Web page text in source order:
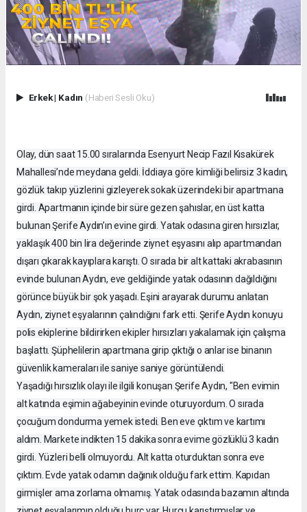
Erkek| Kadın (Haberi Sesli Oku)
Olay, dün saat 15.00 sıralarında Esenyurt Necip Fazıl Kısakürek
Mahallesi’nde meydana geldi. İddiaya göre kimliği belirsiz 3 kadın,
gözlük takıp yüzlerini gizleyerek sokak üzerindeki bir apartmana
girdi. Apartmanın içinde bir süre gezen şahıslar, en üst katta
bulunan Şerife Aydın’ın evine girdi. Yatak odasına giren hırsızlar,
yaklaşık 400 bin lira değerinde ziynet eşyasını alıp apartmandan
dışarı çıkarak kayıplara karıştı. O sırada bir alt kattaki akrabasının
evinde bulunan Aydın, eve geldiğinde yatak odasının dağıldığını
görünce büyük bir şok yaşadı. Eşini arayarak durumu anlatan
Aydın, ziynet eşyalarının çalındığını fark etti. Şerife Aydın konuyu
polis ekiplerine bildirirken ekipler hırsızları yakalamak için çalışma
başlattı. Şüphelilerin apartmana girip çıktığı o anlar ise binanın
güvenlik kameraları ile saniye saniye görüntülendi.
Yaşadığı hırsızlık olayı ile ilgili konuşan Şerife Aydın, "Ben evimin
alt katında eşimin ağabeyinin evinde oturuyordum. O sırada
çocuğum dondurma yemek istedi. Ben eve çıktım ve kartımı
aldım. Markete indikten 15 dakika sonra evime gözlüklü 3 kadın
girdi. Yüzleri belli olmuyordu. Alt katta oturduktan sonra eve
çıktım. Evde yatak odamın dağınık olduğu fark ettim. Kapıdan
girmişler ama zorlama olmamış. Yatak odasında bazamın altında